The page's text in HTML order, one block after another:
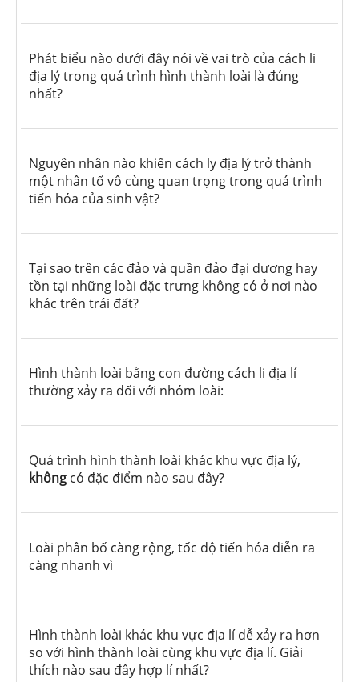
Phát biểu nào dưới đây nói về vai trò của cách li
địa lý trong quá trình hình thành loài là đúng
nhất?
Nguyên nhân nào khiến cách ly địa lý trở thành
một nhân tố vô cùng quan trọng trong quá trình
tiến hóa của sinh vật?
Tại sao trên các đảo và quần đảo đại dương hay
tồn tại những loài đặc trưng không có ở nơi nào
khác trên trái đất?
Hình thành loài bằng con đường cách li địa lí
thường xảy ra đối với nhóm loài:
Quá trình hình thành loài khác khu vực địa lý,
không có đặc điểm nào sau đây?
Loài phân bố càng rộng, tốc độ tiến hóa diễn ra
càng nhanh vì
Hình thành loài khác khu vực địa lí dễ xảy ra hơn
so với hình thành loài cùng khu vực địa lí. Giải
thích nào sau đây hợp lí nhất?